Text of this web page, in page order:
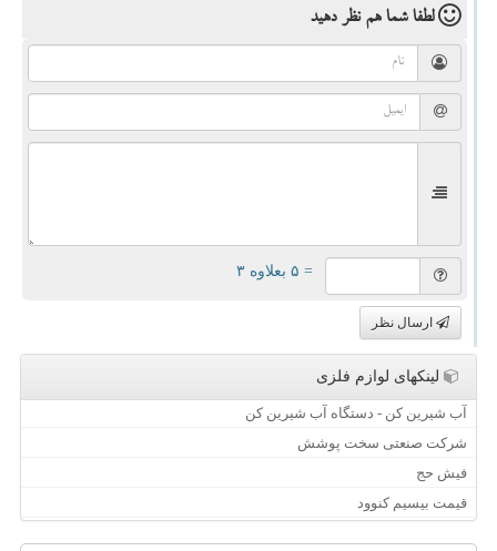
لطفا شما همنظر دهید
= ۵ بعلاوه ۳
ارسال نظر
لینکهای لوازم فلزی
آب شیرین کن - دستگاه آب شیرین کن
شرکت صنعتی سخت پوشش
فیش حج
قیمت بیسیم کنوود